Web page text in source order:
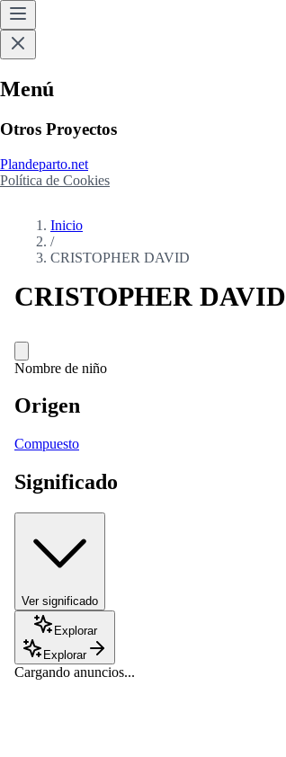
Menú
Otros Proyectos
Plandeparto.net
Política de Cookies
Inicio
/
CRISTOPHER DAVID
CRISTOPHER DAVID
Nombre de niño
Origen
Compuesto
Significado
Ver significado
Explorar
Explorar
Cargando anuncios...